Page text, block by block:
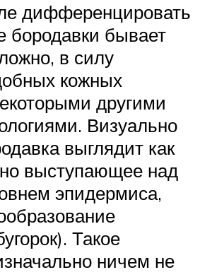
дифференцировать
бородавки бывает
в силу
кожных
другими
Визуально
выглядит как
выступающее над
эпидермиса,
Такое
ничем не